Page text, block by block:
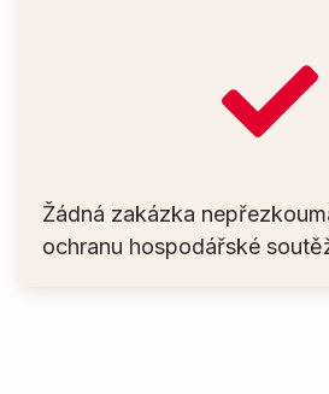
Žádná zakázka
ochranu hospodářské